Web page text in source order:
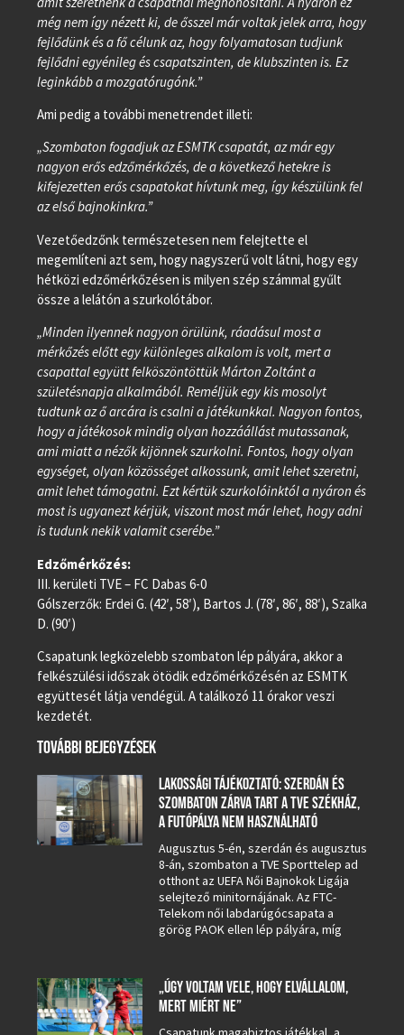
még nem így nézett ki, de ősszel már voltak jelek arra, hogy
fejlődünk és a fő célunk az, hogy folyamatosan tudjunk
fejlődni egyénileg és csapatszinten, de klubszinten is. Ez
leginkább a mozgatórugónk.”
Ami pedig a további menetrendet illeti:
„Szombaton fogadjuk az ESMTK csapatát, az már egy
nagyon erős edzőmérkőzés, de a következő hetekre is
kifejezetten erős csapatokat hívtunk meg, így készülünk fel
az első bajnokinkra.”
Vezetőedzőnk természetesen nem felejtette el
megemlíteni azt sem, hogy nagyszerű volt látni, hogy egy
hétközi edzőmérkőzésen is milyen szép számmal gyűlt
össze a lelátón a szurkolótábor.
„Minden ilyennek nagyon örülünk, ráadásul most a
mérkőzés előtt egy különleges alkalom is volt, mert a
csapattal együtt felköszöntöttük Márton Zoltánt a
születésnapja alkalmából. Reméljük egy kis mosolyt
tudtunk az ő arcára is csalni a játékunkkal. Nagyon fontos,
hogy a játékosok mindig olyan hozzáállást mutassanak,
ami miatt a nézők kijönnek szurkolni. Fontos, hogy olyan
egységet, olyan közösséget alkossunk, amit lehet szeretni,
amit lehet támogatni. Ezt kértük szurkolóinktól a nyáron és
most is ugyanezt kérjük, viszont most már lehet, hogy adni
is tudunk nekik valamit cserébe.”
Edzőmérkőzés:
III. kerületi TVE – FC Dabas 6-0
Gólszerzők: Erdei G. (42′, 58′), Bartos J. (78′, 86′, 88′), Szalka
D. (90′)
Csapatunk legközelebb szombaton lép pályára, akkor a
felkészülési időszak ötödik edzőmérkőzésén az ESMTK
együttesét látja vendégül. A találkozó 11 órakor veszi
kezdetét.
TOVÁBBI BEJEGYZÉSEK
LAKOSSÁGI TÁJÉKOZTATÓ: SZERDÁN ÉS
SZOMBATON ZÁRVA TART A TVE SZÉKHÁZ,
A FUTÓPÁLYA NEM HASZNÁLHATÓ
Augusztus 5-én, szerdán és augusztus
8-án, szombaton a TVE Sporttelep ad
otthont az UEFA Női Bajnokok Ligája
selejtező minitornájának. Az FTC-
Telekom női labdarúgócsapata a
görög PAOK ellen lép pályára, míg
„ÚGY VOLTAM VELE, HOGY ELVÁLLALOM,
MERT MIÉRT NE”